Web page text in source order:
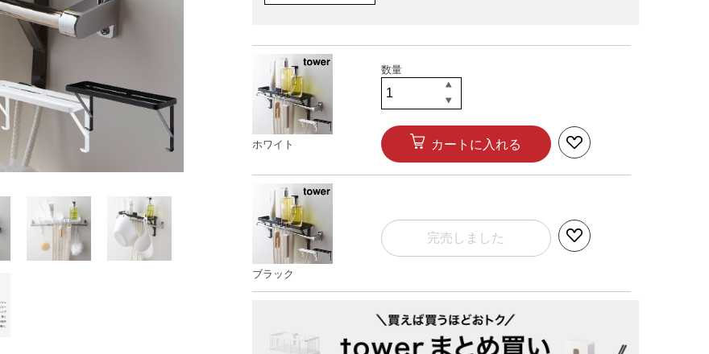
ホワイト カートに入れる
ブラック
完売しました